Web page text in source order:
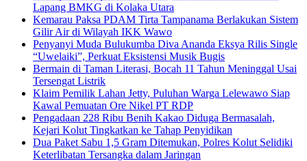
Lapang BMKG di Kolaka Utara
Kemarau Paksa PDAM Tirta Tampanama Berlakukan Sistem
Gilir Air di Wilayah IKK Wawo
Penyanyi Muda Bulukumba Diva Ananda Eksya Rilis Single
“Uwelaiki”, Perkuat Eksistensi Musik Bugis
Bermain di Taman Literasi, Bocah 11 Tahun Meninggal Usai
Tersengat Listrik
Klaim Pemilik Lahan Jetty, Puluhan Warga Lelewawo Siap
Kawal Pemuatan Ore Nikel PT RDP
Pengadaan 228 Ribu Benih Kakao Diduga Bermasalah,
Kejari Kolut Tingkatkan ke Tahap Penyidikan
Dua Paket Sabu 1,5 Gram Ditemukan, Polres Kolut Selidiki
Keterlibatan Tersangka dalam Jaringan